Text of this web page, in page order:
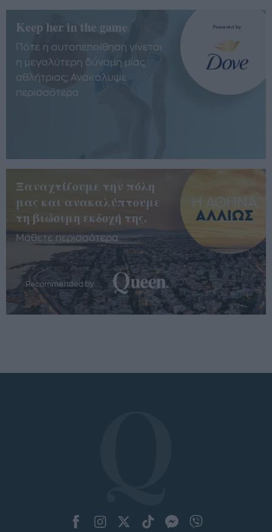
Keep her in the game
Πότε η αυτοπεποίθηση γίνεται
η μεγαλύτερη δύναμη μίας
αθλήτριας; Ανακάλυψε
περισσότερα
Ξαναχτίζουμε την πόλη
μας και ανακαλύπτουμε
τη βιώσιμη εκδοχή της.
Μάθετε περισσότερα
Recommended by